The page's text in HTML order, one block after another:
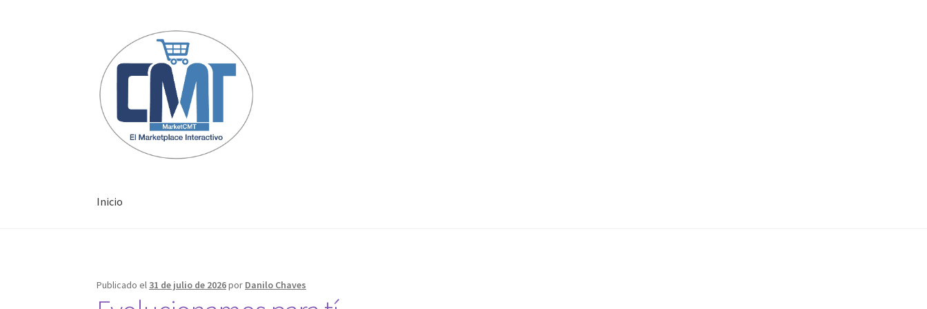
Inicio
Publicado el 31 de julio de 2026por Danilo Chaves